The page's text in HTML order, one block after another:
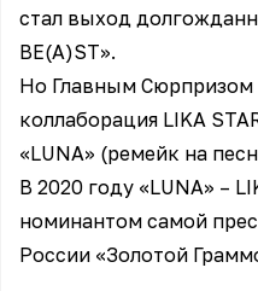
стал выход
BE(A)ST».
Но Главным Сюрпризом
коллаборация LIKA
«LUNA» (ремейк на
В 2020 году «LUNA» –
номинантом самой
России «Золотой